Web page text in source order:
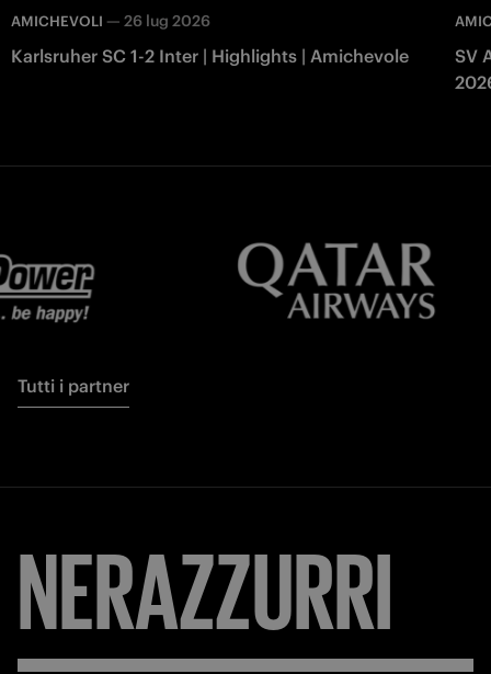
AMICHEVOLI — 26 lug 2026
Karlsruher SC 1-2 Inter | Highlights | Amichevole
SV
Tutti i partner
NERAZZURRI